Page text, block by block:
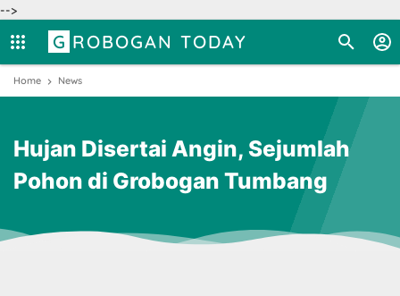
-->
GROBOGAN TODAY
Home News
Hujan Disertai Angin, Sejumlah
Pohon di Grobogan Tumbang